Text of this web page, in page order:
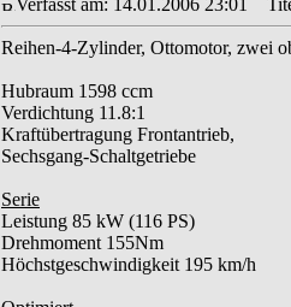
Verfasst am: 14.01.2006 23:01
Reihen-4-Zylinder, Ottomotor, zwei
Hubraum 1598 ccm
Verdichtung 11.8:1
Kraftübertragung Frontantrieb,
Sechsgang-Schaltgetriebe
Serie
Leistung 85 kW (116 PS)
Drehmoment 155Nm
Höchstgeschwindigkeit 195 km/h